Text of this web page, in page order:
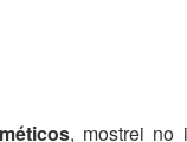
, mostrei no